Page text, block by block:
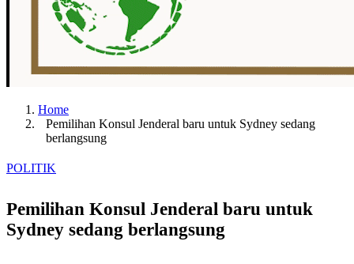
Home
Pemilihan Konsul Jenderal baru untuk Sydney sedang
berlangsung
POLITIK
Pemilihan Konsul Jenderal baru untuk
Sydney sedang berlangsung